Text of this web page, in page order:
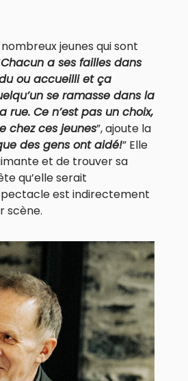
jeunes qui sont
Chacun a ses failles dans
ou accueilli et ça
se ramasse dans la
rue. Ce n’est pas un choix,
chez ces jeunes”, ajoute la
des gens ont aidé!” Elle
et de trouver sa
qu’elle serait
est indirectement
scène.